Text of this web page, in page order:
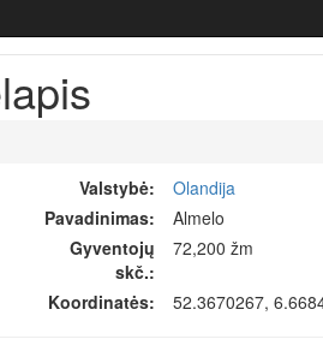
Valstybė:
Olandija
Pavadinimas:
Almelo
Gyventojų
skč.:
72,200 žm
Koordinatės: 52.3670267,